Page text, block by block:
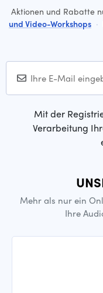
Aktionen und Rabatte
und Video-Workshops ·
Mit der
Verarbeitung
Mehr als nur ein
Ihre